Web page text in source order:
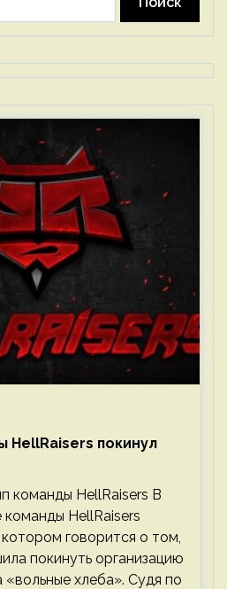
HellRaisers покинул
команды HellRaisers В
команды HellRaisers
говорится о том,
покинуть организацию
«вольные хлеба». Судя по